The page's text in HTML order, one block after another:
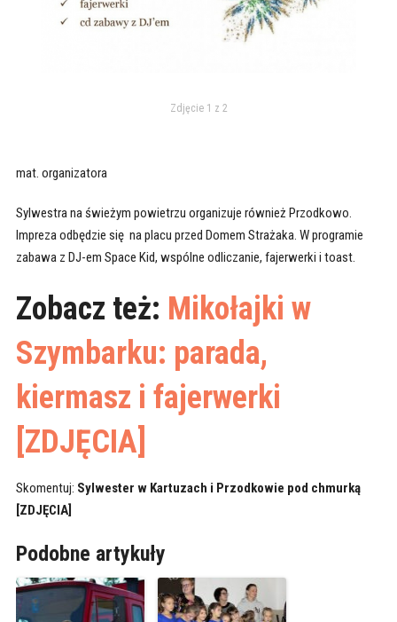
Zdjęcie 1 z 2
mat. organizatora
Sylwestra na świeżym powietrzu organizuje również Przodkowo.
Impreza odbędzie się na placu przed Domem Strażaka. W programie
zabawa z DJ-em Space Kid, wspólne odliczanie, fajerwerki i toast.
Zobacz też: Mikołajki w
Szymbarku: parada,
kiermasz i fajerwerki
[ZDJĘCIA]
Skomentuj: Sylwester w Kartuzach i Przodkowie pod chmurką
[ZDJĘCIA]
Podobne artykuły